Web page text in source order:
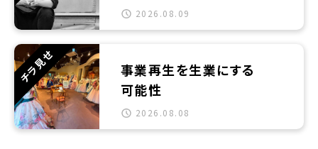
2026.08.09
チラ見せ
事業再生を生業にする
可能性
2026.08.08